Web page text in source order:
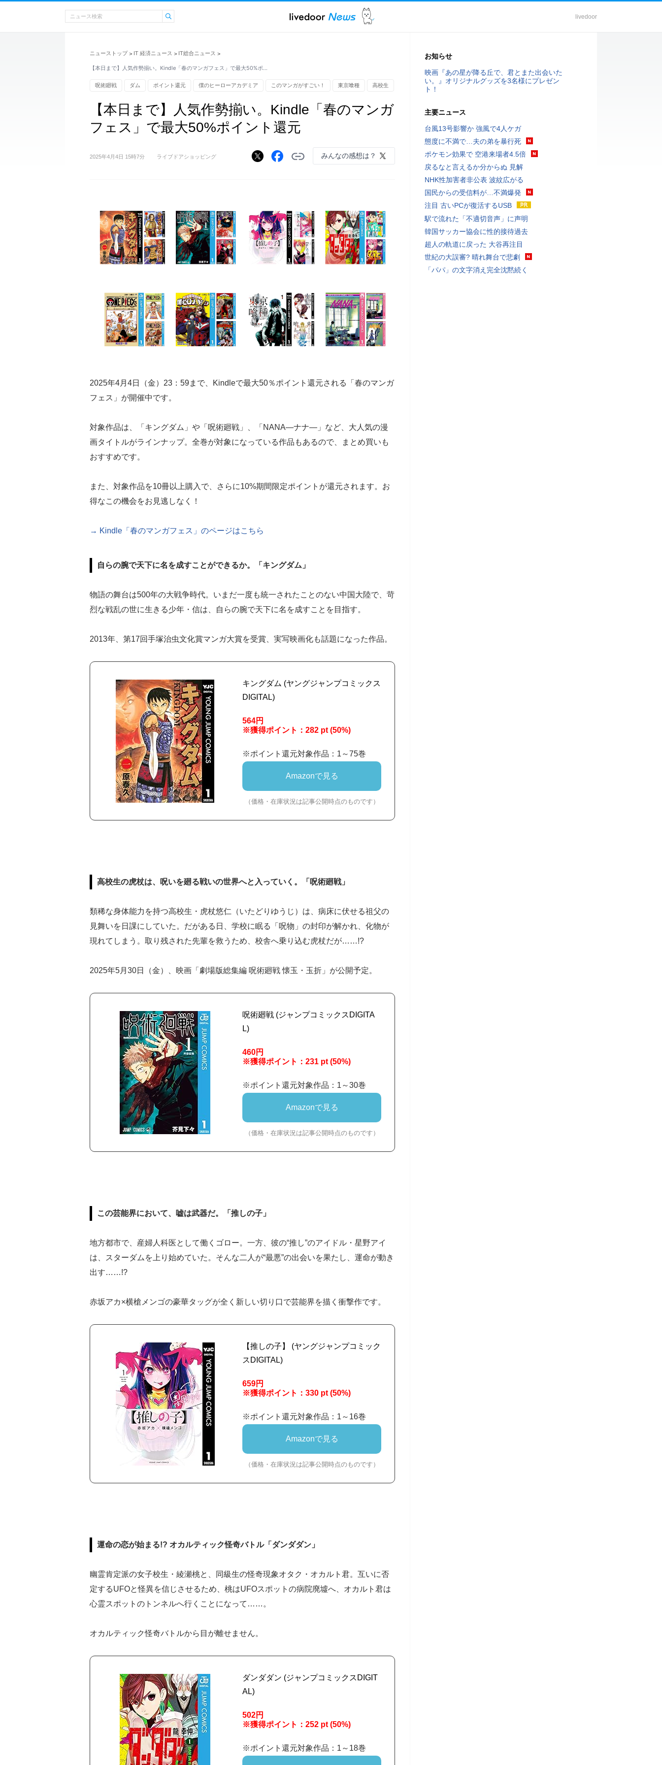
livedoor
ニューストップ > IT 経済ニュース > IT総合ニュース >
【本日まで】人気作勢揃い。Kindle「春のマンガフェス」で最大50%ポ…
呪術廻戦 ダム ポイント還元 僕のヒーローアカデミア このマンガがすごい！ 東京喰種 高校生
【本日まで】人気作勢揃い。Kindle「春のマンガ
フェス」で最大50%ポイント還元
2025年4月4日 15時7分 ライブドアショッピング みんなの感想は？
2025年4月4日（金）23：59まで、Kindleで最大50％ポイント還元される「春のマンガ
フェス」が開催中です。
対象作品は、「キングダム」や「呪術廻戦」、「NANA―ナナ―」など、大人気の漫
画タイトルがラインナップ。全巻が対象になっている作品もあるので、まとめ買いも
おすすめです。
また、対象作品を10冊以上購入で、さらに10%期間限定ポイントが還元されます。お
得なこの機会をお見逃しなく！
→ Kindle「春のマンガフェス」のページはこちら
自らの腕で天下に名を成すことができるか。「キングダム」
物語の舞台は500年の大戦争時代。いまだ一度も統一されたことのない中国大陸で、苛
烈な戦乱の世に生きる少年・信は、自らの腕で天下に名を成すことを目指す。
2013年、第17回手塚治虫文化賞マンガ大賞を受賞、実写映画化も話題になった作品。
キングダム (ヤングジャンプコミックス
DIGITAL)
564円
※獲得ポイント：282 pt (50%)
※ポイント還元対象作品：1～75巻
Amazonで見る
（価格・在庫状況は記事公開時点のものです）
高校生の虎杖は、呪いを廻る戦いの世界へと入っていく。「呪術廻戦」
類稀な身体能力を持つ高校生・虎杖悠仁（いたどりゆうじ）は、病床に伏せる祖父の
見舞いを日課にしていた。だがある日、学校に眠る「呪物」の封印が解かれ、化物が
現れてしまう。取り残された先輩を救うため、校舎へ乗り込む虎杖だが……!?
2025年5月30日（金）、映画「劇場版総集編 呪術廻戦 懐玉・玉折」が公開予定。
呪術廻戦 (ジャンプコミックスDIGITA
L)
460円
※獲得ポイント：231 pt (50%)
※ポイント還元対象作品：1～30巻
Amazonで見る
（価格・在庫状況は記事公開時点のものです）
この芸能界において、嘘は武器だ。「推しの子」
地方都市で、産婦人科医として働くゴロー。一方、彼の“推し”のアイドル・星野アイ
は、スターダムを上り始めていた。そんな二人が“最悪”の出会いを果たし、運命が動き
出す……!?
赤坂アカ×横槍メンゴの豪華タッグが全く新しい切り口で芸能界を描く衝撃作です。
【推しの子】 (ヤングジャンプコミック
スDIGITAL)
659円
※獲得ポイント：330 pt (50%)
※ポイント還元対象作品：1～16巻
Amazonで見る
（価格・在庫状況は記事公開時点のものです）
運命の恋が始まる!? オカルティック怪奇バトル「ダンダダン」
幽霊肯定派の女子校生・綾瀬桃と、同級生の怪奇現象オタク・オカルト君。互いに否
定するUFOと怪異を信じさせるため、桃はUFOスポットの病院廃墟へ、オカルト君は
心霊スポットのトンネルへ行くことになって……。
オカルティック怪奇バトルから目が離せません。
ダンダダン (ジャンプコミックスDIGIT
AL)
502円
※獲得ポイント：252 pt (50%)
※ポイント還元対象作品：1～18巻
お知らせ
映画『あの星が降る丘で、君とまた出会いた
い。』オリジナルグッズを3名様にプレゼン
ト！
主要ニュース
台風13号影響か 強風で4人ケガ
態度に不満で…夫の弟を暴行死
ポケモン効果で 空港来場者4.5倍
戻るなと言えるか分からぬ 見解
NHK性加害者非公表 波紋広がる
国民からの受信料が…不満爆発
注目 古いPCが復活するUSB
駅で流れた「不適切音声」に声明
韓国サッカー協会に性的接待過去
超人の軌道に戻った 大谷再注目
世紀の大誤審? 晴れ舞台で悲劇
「パパ」の文字消え完全沈黙続く